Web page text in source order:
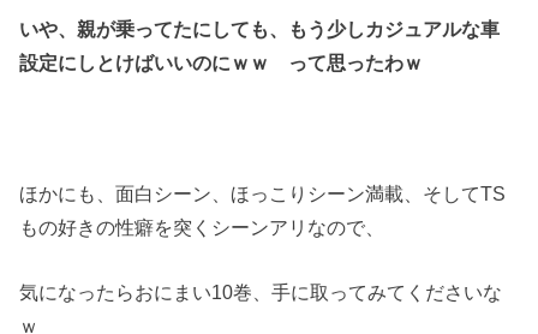
いや、親が乗ってたにしても、もう少しカジュアルな車
設定にしとけばいいのにｗｗ って思ったわｗ
ほかにも、面白シーン、ほっこりシーン満載、そしてTS
もの好きの性癖を突くシーンアリなので、
気になったらおにまい10巻、手に取ってみてくださいな
ｗ